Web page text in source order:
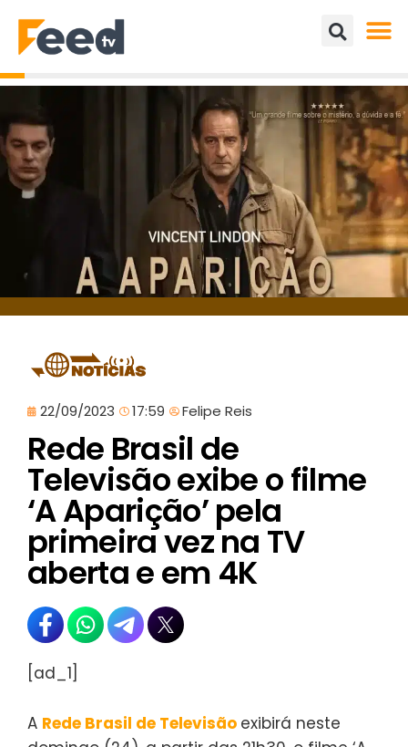
22/09/2023 17:59 Felipe Reis
Rede Brasil de
Televisão exibe o filme
‘A Aparição’ pela
primeira vez na TV
aberta e em 4K
[ad_1]
A Rede Brasil de Televisão exibirá neste